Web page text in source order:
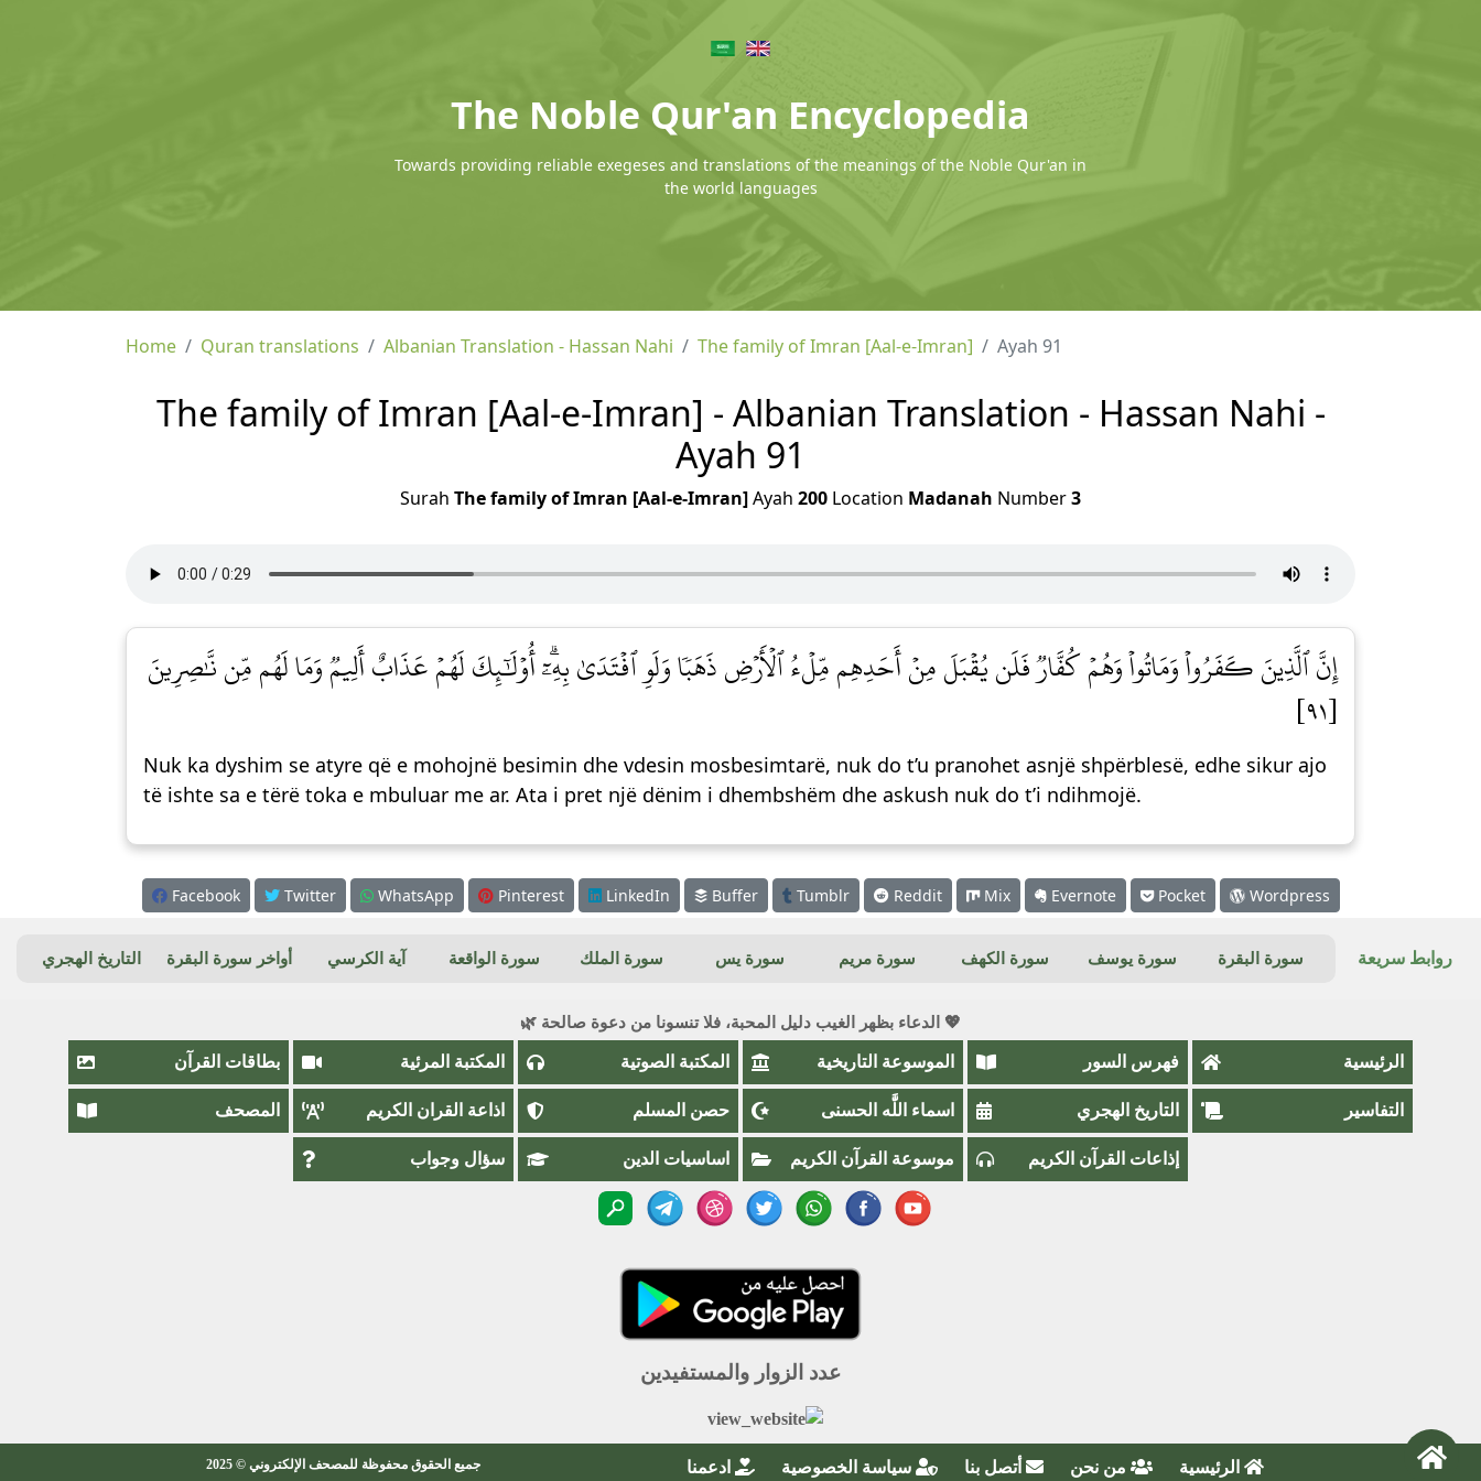
The Noble Qur'an Encyclopedia
Towards providing reliable exegeses and translations of the meanings of the Noble Qur'an in
the world languages
Home Quran translations Albanian Translation - Hassan Nahi The family of Imran [Aal-e-Imran] Ayah 91
The family of Imran [Aal-e-Imran] - Albanian Translation - Hassan Nahi -
Ayah 91
Surah The family of Imran [Aal-e-Imran]Ayah 200 Location Madanah Number3
إِنَّ ٱلَّذِينَ كَفَرُواْ وَمَاتُواْ وَهُمۡ كُفَّارٞ فَلَن يُقۡبَلَ مِنۡ أَحَدِهِم مِّلۡءُ ٱلۡأَرۡضِ ذَهَبٗا وَلَوِ ٱفۡتَدَىٰ بِهِۦٓۗ أُوْلَٰٓئِكَ لَهُمۡ عَذَابٌ أَلِيمٞ وَمَا لَهُم مِّن نَّٰصِرِينَ
[٩١]
Nuk ka dyshim se atyre që e mohojnë besimin dhe vdesin mosbesimtarë, nuk do t’u pranohet asnjë shpërblesë, edhe sikur ajo
të ishte sa e tërë toka e mbuluar me ar. Ata i pret një dënim i dhembshëm dhe askush nuk do t’i ndihmojë.
Facebook Twitter WhatsApp Pinterest LinkedIn Buffer Tumblr Reddit Mix Evernote Pocket Wordpress
روابط سريعة سورة البقرة سورة يوسف سورة الكهف سورة مريم سورة يس سورة الملك سورة الواقعة آية الكرسي أواخر سورة البقرة التاريخ الهجري
💖 الدعاء بظهر الغيب دليل المحبة، فلا تنسونا من دعوة صالحة 🌿
الرئيسية فهرس السور الموسوعة التاريخية المكتبة الصوتية المكتبة المرئية بطاقات القرآن
التفاسير التاريخ الهجري اسماء اللَّٰه الحسنى حصن المسلم اذاعة القران الكريم المصحف
إذاعات القرآن الكريم موسوعة القرآن الكريم اساسيات الدين سؤال وجواب
عدد الزوار والمستفيدين
الرئيسية من نحن أتصل بنا سياسة الخصوصية ادعمنا جميع الحقوق محفوظة للمصحف الإلكتروني © 2025